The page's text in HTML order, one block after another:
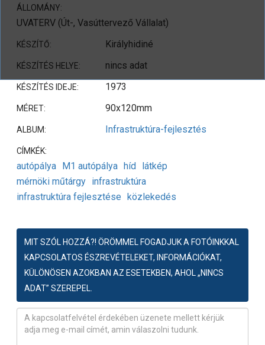
ÁLLOMÁNY:
UVATERV (Út-, Vasúttervező Vállalat)
KÉSZÍTŐ: Királyhidiné
KÉSZÍTÉS HELYE: nincs adat
KÉSZÍTÉS IDEJE: 1973
MÉRET: 90x120mm
ALBUM: Infrastruktúra-fejlesztés
CÍMKÉK:
autópálya M1 autópálya híd
látkép
mérnöki műtárgy infrastruktúra
infrastruktúra fejlesztése
közlekedés
MIT SZÓL HOZZÁ?! ÖRÖMMEL FOGADJUK A FOTÓINKKAL
KAPCSOLATOS ÉSZREVÉTELEKET, INFORMÁCIÓKAT,
KÜLÖNÖSEN AZOKBAN AZ ESETEKBEN, AHOL „NINCS
ADAT” SZEREPEL.